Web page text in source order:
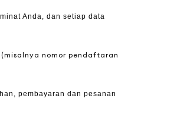
Anda, dan setiap data
nomor pendaftaran
pembayaran dan pesanan